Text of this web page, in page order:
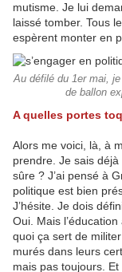
mutisme. Je lui
laissé tomber. Tous
espèrent monter en
Au défilé du 1er mai,
de ballon
A quelles portes
Alors me voici, là, à
prendre. Je sais
sûre ? J’ai pensé à
politique est bien
J’hésite. Je dois
Oui. Mais
quoi ça sert de
murés dans leurs
mais pas toujours.